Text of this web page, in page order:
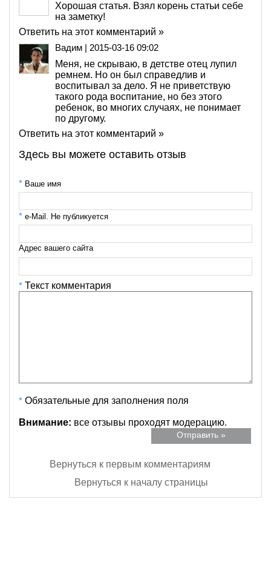
Хорошая статья. Взял корень статьи себе
на заметку!
Ответить на этот комментарий »
Вадим | 2015-03-16 09:02
Меня, не скрываю, в детстве отец лупил
ремнем. Но он был справедлив и
воспитывал за дело. Я не приветствую
такого рода воспитание, но без этого
ребенок, во многих случаях, не понимает
по другому.
Ответить на этот комментарий »
Здесь вы можете оставить отзыв
* Ваше имя
* e-Mail. Не публикуется
Адрес вашего сайта
* Текст комментария
* Обязательные для заполнения поля
Внимание: все отзывы проходят модерацию.
Вернуться к первым комментариям
Вернуться к началу страницы